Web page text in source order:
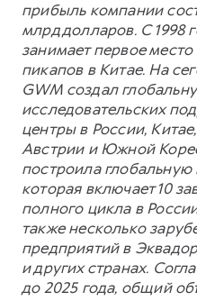
прибыль компании
млрд долларов. С 1998
занимает первое
пикапов в Китае. На
GWM создал
исследовательских
центры в России,
Австрии и Южной
построила
которая включает 10
полного цикла в
также несколько
предприятий в
и других странах.
до 2025 года, общий